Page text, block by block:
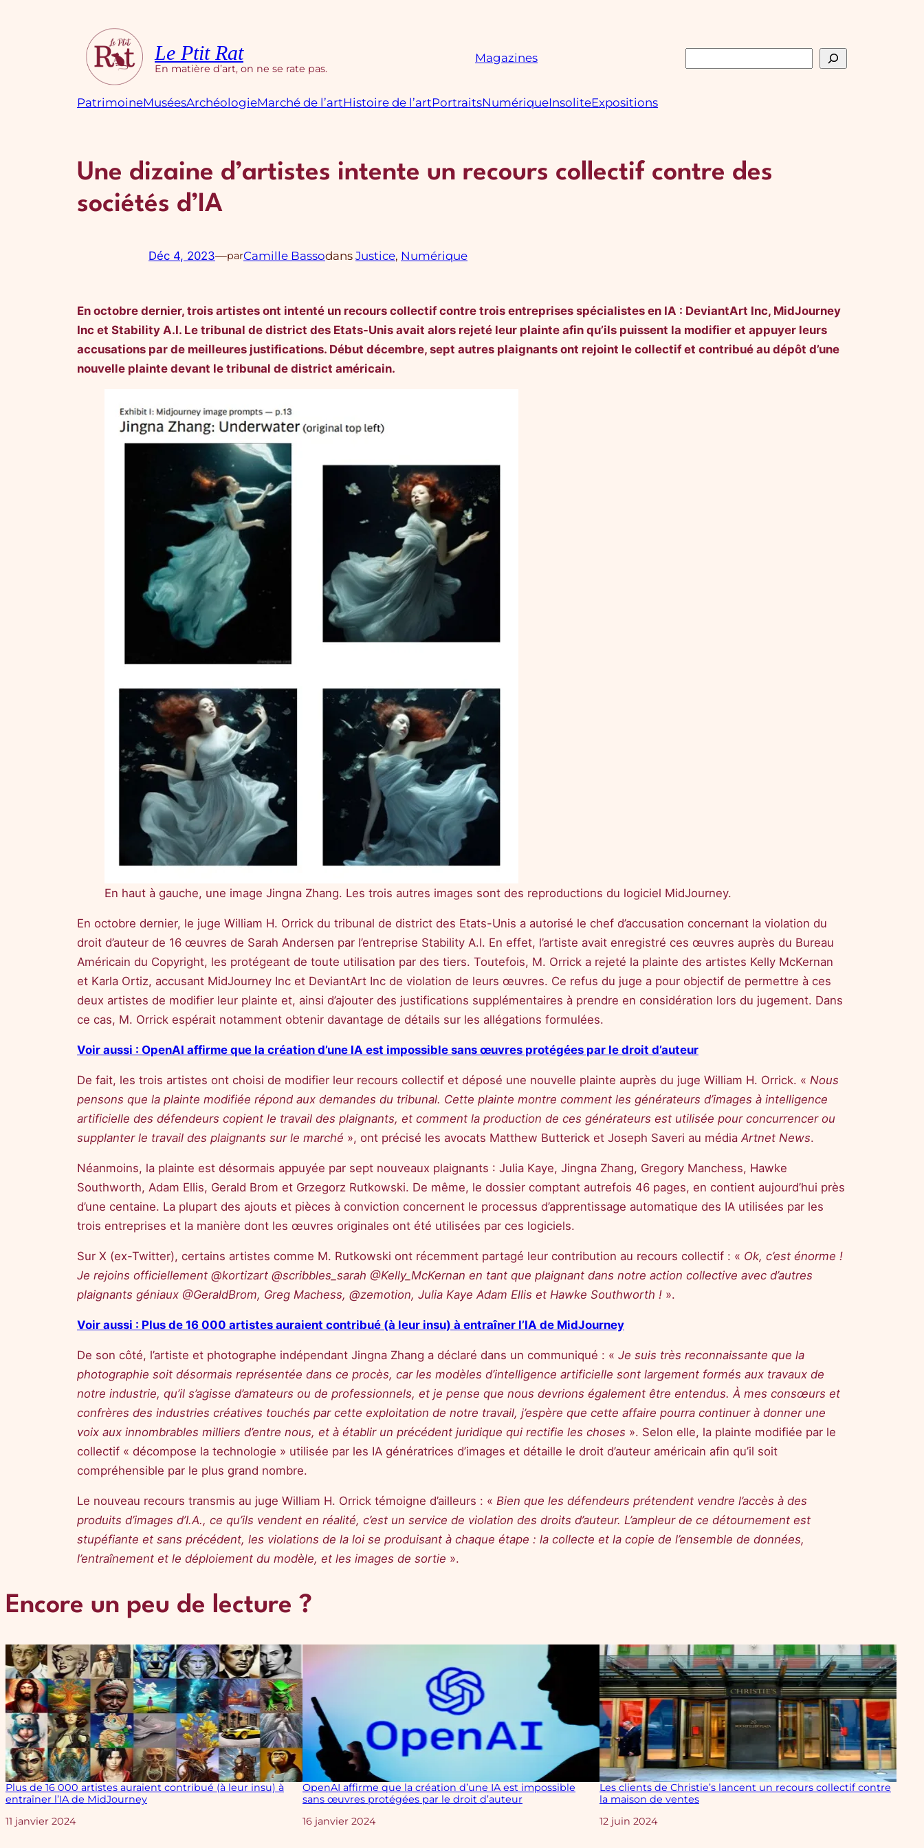
Le Ptit Rat
En matière d’art, on ne se rate pas.
Magazines Rechercher
PatrimoineMuséesArchéologieMarché de l’artHistoire de l’artPortraitsNumériqueInsoliteExpositions
Une dizaine d’artistes intente un recours collectif contre des
sociétés d’IA
Déc 4, 2023—parCamille Bassodans Justice, Numérique
En octobre dernier, trois artistes ont intenté un recours collectif contre trois entreprises spécialistes en IA : DeviantArt Inc, MidJourney
Inc et Stability A.I. Le tribunal de district des Etats-Unis avait alors rejeté leur plainte afin qu’ils puissent la modifier et appuyer leurs
accusations par de meilleures justifications. Début décembre, sept autres plaignants ont rejoint le collectif et contribué au dépôt d’une
nouvelle plainte devant le tribunal de district américain.
En haut à gauche, une image Jingna Zhang. Les trois autres images sont des reproductions du logiciel MidJourney.
En octobre dernier, le juge William H. Orrick du tribunal de district des Etats-Unis a autorisé le chef d’accusation concernant la violation du
droit d’auteur de 16 œuvres de Sarah Andersen par l’entreprise Stability A.I. En effet, l’artiste avait enregistré ces œuvres auprès du Bureau
Américain du Copyright, les protégeant de toute utilisation par des tiers. Toutefois, M. Orrick a rejeté la plainte des artistes Kelly McKernan
et Karla Ortiz, accusant MidJourney Inc et DeviantArt Inc de violation de leurs œuvres. Ce refus du juge a pour objectif de permettre à ces
deux artistes de modifier leur plainte et, ainsi d’ajouter des justifications supplémentaires à prendre en considération lors du jugement. Dans
ce cas, M. Orrick espérait notamment obtenir davantage de détails sur les allégations formulées.
Voir aussi : OpenAI affirme que la création d’une IA est impossible sans œuvres protégées par le droit d’auteur
De fait, les trois artistes ont choisi de modifier leur recours collectif et déposé une nouvelle plainte auprès du juge William H. Orrick. « Nous
pensons que la plainte modifiée répond aux demandes du tribunal. Cette plainte montre comment les générateurs d’images à intelligence
artificielle des défendeurs copient le travail des plaignants, et comment la production de ces générateurs est utilisée pour concurrencer ou
supplanter le travail des plaignants sur le marché », ont précisé les avocats Matthew Butterick et Joseph Saveri au médiaArtnet News.
Néanmoins, la plainte est désormais appuyée par sept nouveaux plaignants : Julia Kaye, Jingna Zhang, Gregory Manchess, Hawke
Southworth, Adam Ellis, Gerald Brom et Grzegorz Rutkowski. De même, le dossier comptant autrefois 46 pages, en contient aujourd’hui près
d’une centaine. La plupart des ajouts et pièces à conviction concernent le processus d’apprentissage automatique des IA utilisées par les
trois entreprises et la manière dont les œuvres originales ont été utilisées par ces logiciels.
Sur X (ex-Twitter), certains artistes comme M. Rutkowski ont récemment partagé leur contribution au recours collectif : « Ok, c’est énorme !
Je rejoins officiellement @kortizart @scribbles_sarah @Kelly_McKernan en tant que plaignant dans notre action collective avec d’autres
plaignants géniaux @GeraldBrom, Greg Machess, @zemotion, Julia Kaye Adam Ellis et Hawke Southworth ! ».
Voir aussi : Plus de 16 000 artistes auraient contribué (à leur insu) à entraîner l’IA de MidJourney
De son côté, l’artiste et photographe indépendant Jingna Zhang a déclaré dans un communiqué : « Je suis très reconnaissante que la
photographie soit désormais représentée dans ce procès, car les modèles d’intelligence artificielle sont largement formés aux travaux de
notre industrie, qu’il s’agisse d’amateurs ou de professionnels, et je pense que nous devrions également être entendus. À mes consœurs et
confrères des industries créatives touchés par cette exploitation de notre travail, j’espère que cette affaire pourra continuer à donner une
voix aux innombrables milliers d’entre nous, et à établir un précédent juridique qui rectifie les choses ». Selon elle, la plainte modifiée par le
collectif « décompose la technologie » utilisée par les IA génératrices d’images et détaille le droit d’auteur américain afin qu’il soit
compréhensible par le plus grand nombre.
Le nouveau recours transmis au juge William H. Orrick témoigne d’ailleurs : « Bien que les défendeurs prétendent vendre l’accès à des
produits d’images d’I.A., ce qu’ils vendent en réalité, c’est un service de violation des droits d’auteur. L’ampleur de ce détournement est
stupéfiante et sans précédent, les violations de la loi se produisant à chaque étape : la collecte et la copie de l’ensemble de données,
l’entraînement et le déploiement du modèle, et les images de sortie ».
Encore un peu de lecture ?
Plus de 16 000 artistes auraient contribué (à leur insu) à
entraîner l’IA de MidJourney
Date
11 janvier 2024
OpenAI affirme que la création d’une IA est impossible
sans œuvres protégées par le droit d’auteur
Date
16 janvier 2024
Les clients de Christie’s lancent un recours collectif contre
la maison de ventes
Date
12 juin 2024